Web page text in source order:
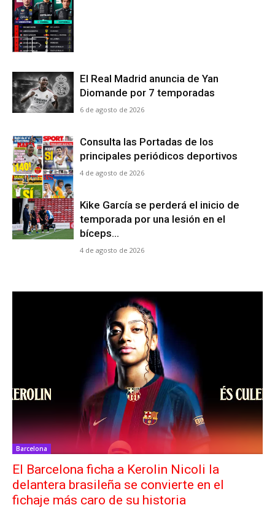
El Real Madrid anuncia de Yan
Diomande por 7 temporadas
6 de agosto de 2026
Consulta las Portadas de los
principales periódicos deportivos
4 de agosto de 2026
Kike García se perderá el inicio de
temporada por una lesión en el
bíceps...
4 de agosto de 2026
Barcelona
El Barcelona ficha a Kerolin Nicoli la
delantera brasileña se convierte en el
fichaje más caro de su historia